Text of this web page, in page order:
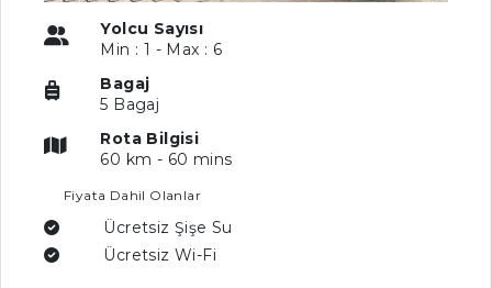
Yolcu Sayısı
Min : 1 - Max : 6
Bagaj
5 Bagaj
Rota Bilgisi
60 km - 60 mins
Fiyata Dahil Olanlar
Ücretsiz Şişe Su
Ücretsiz Wi-Fi